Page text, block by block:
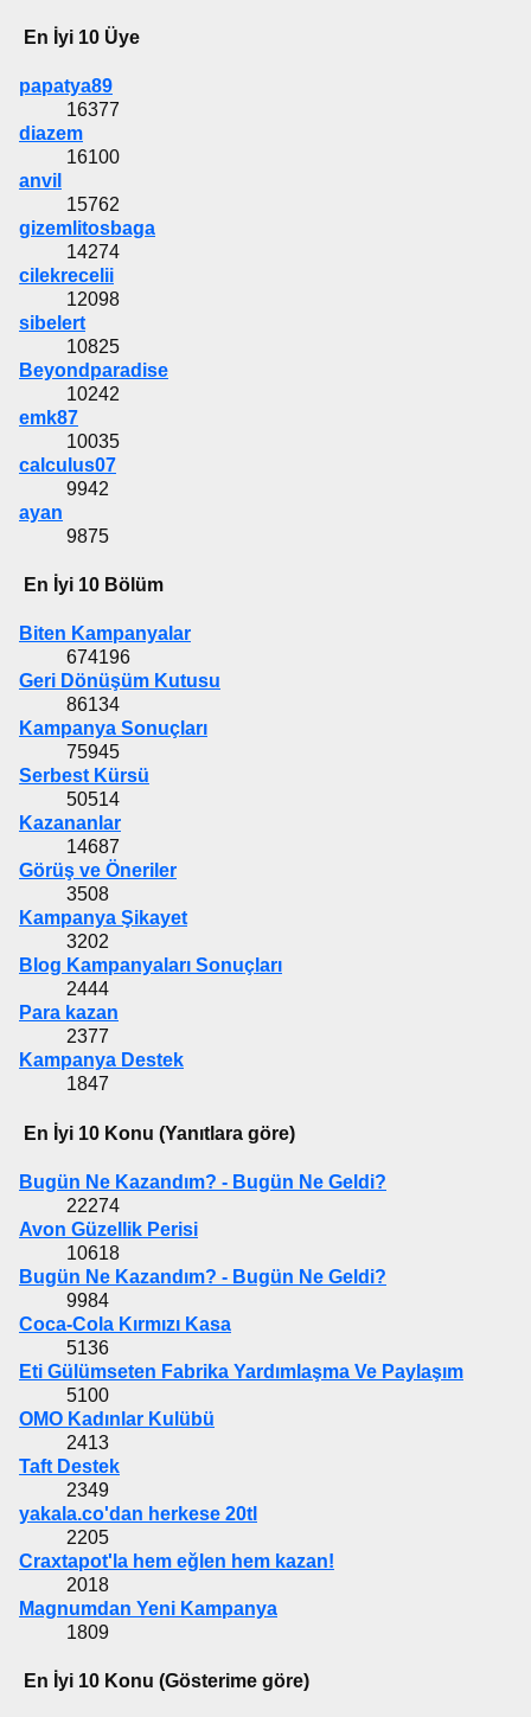
En İyi 10 Üye
papatya89
16377
diazem
16100
anvil
15762
gizemlitosbaga
14274
cilekrecelii
12098
sibelert
10825
Beyondparadise
10242
emk87
10035
calculus07
9942
ayan
9875
En İyi 10 Bölüm
Biten Kampanyalar
674196
Geri Dönüşüm Kutusu
86134
Kampanya Sonuçları
75945
Serbest Kürsü
50514
Kazananlar
14687
Görüş ve Öneriler
3508
Kampanya Şikayet
3202
Blog Kampanyaları Sonuçları
2444
Para kazan
2377
Kampanya Destek
1847
En İyi 10 Konu (Yanıtlara göre)
Bugün Ne Kazandım? - Bugün Ne Geldi?
22274
Avon Güzellik Perisi
10618
Bugün Ne Kazandım? - Bugün Ne Geldi?
9984
Coca-Cola Kırmızı Kasa
5136
Eti Gülümseten Fabrika Yardımlaşma Ve Paylaşım
5100
OMO Kadınlar Kulübü
2413
Taft Destek
2349
yakala.co'dan herkese 20tl
2205
Craxtapot'la hem eğlen hem kazan!
2018
Magnumdan Yeni Kampanya
1809
En İyi 10 Konu (Gösterime göre)